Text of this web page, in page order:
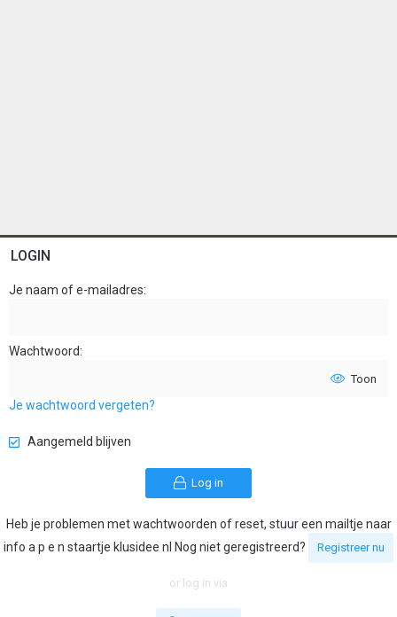
LOGIN
Je naam of e-mailadres
Wachtwoord
Toon
Je wachtwoord vergeten?
Aangemeld blijven
Log in
Heb je problemen met wachtwoorden of reset, stuur een mailtje naar
info a p e n staartje klusidee nl Nog niet geregistreerd?
Registreer nu
or log in via